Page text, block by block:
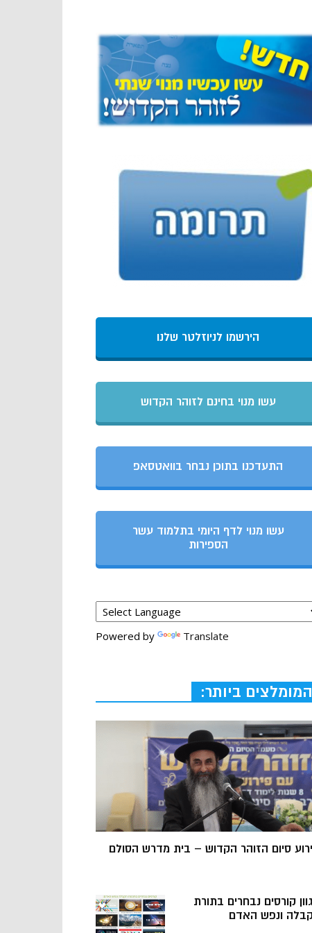
הירשמו לניוזלטר שלנו
עשו מנוי בחינם לזוהר הקדוש
התעדכנו בתוכן נבחר בוואטסאפ
עשו מנוי לדף היומי בתלמוד עשר
הספירות
Powered by Translate
המומלצים ביותר:
סיום הזוהר הקדוש – בית מדרש הסולם
קורסים נבחרים בתורת
ונפש האדם